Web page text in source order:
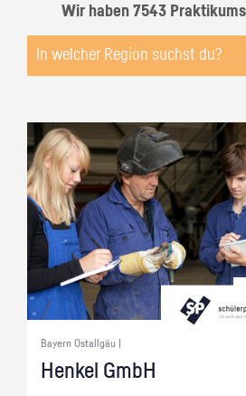
Wir haben 7543
Bayern Ostallgäu |
Hen­kel GmbH